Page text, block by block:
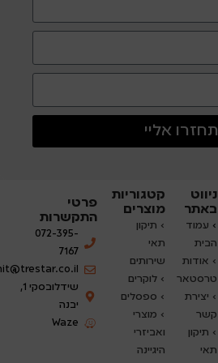
תחזרו אליי
ניווט
באתר
› עמוד
הבית
› אודות
טרסטאר
› יצירת
קשר
› תיקון
תאי
קטגוריות
מוצרים
› תיקון
תאי
שירותים
›לוקרים
› ספסלים
› מוצרי
ואביזרי
היגיינה
פרטי
התקשרות
072-395-
7167
שידלובסקי 1,
יבנה
Waze